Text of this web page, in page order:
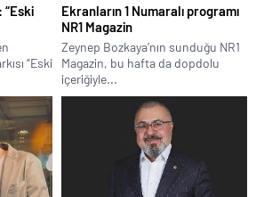
“Eski
“Eski
Ekranların 1 Numaralı programı
NR1 Magazin
Zeynep Bozkaya’nın sunduğu NR1
Magazin, bu hafta da dopdolu
içeriğiyle...